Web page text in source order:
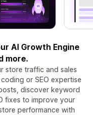
AI Growth Engine
more.
store traffic and sales
or SEO expertise
discover keyword
fixes to improve your
performance with